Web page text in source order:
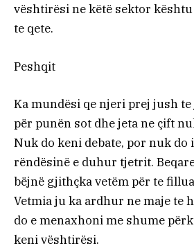
vështirësi ne këtë sektor
te qete.
Peshqit
Ka mundësi qe njeri prej jush
për punën sot dhe jeta ne çift
Nuk do keni debate, por nuk
rëndësinë e duhur tjetrit.
bëjnë gjithçka vetëm për te
Vetmia ju ka ardhur ne maje te
do e menaxhoni me shume
keni vështirësi.